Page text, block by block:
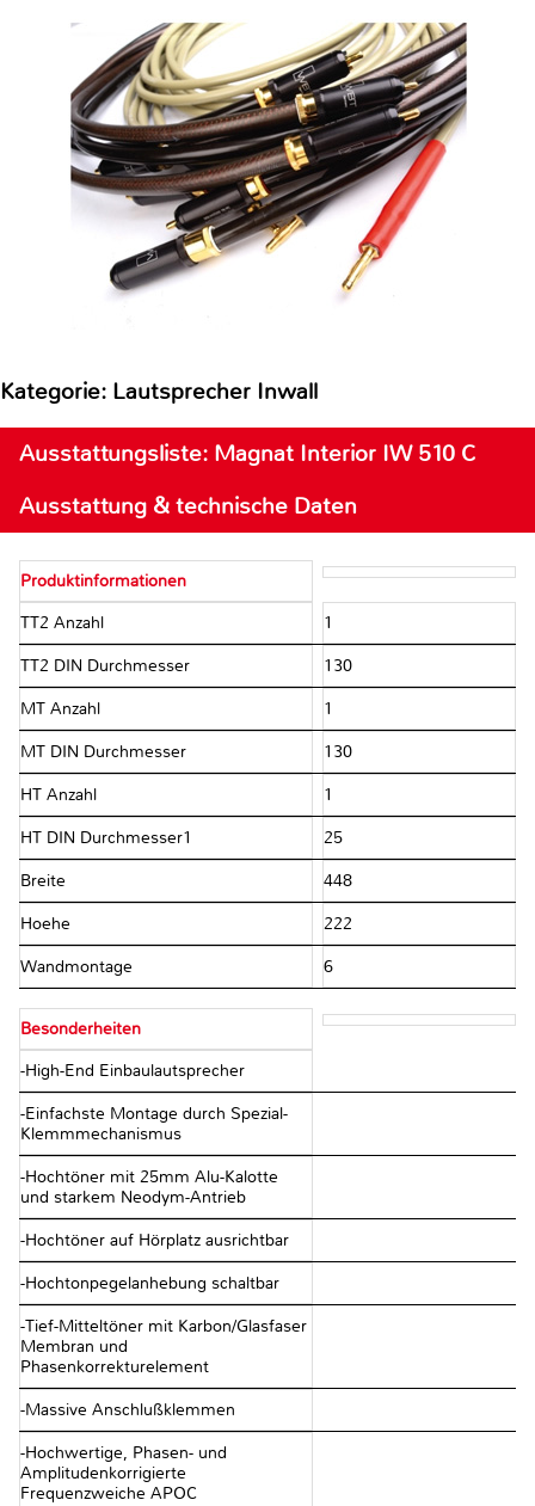
Kategorie: Lautsprecher Inwall
Ausstattungsliste: Magnat Interior IW 510 C
Ausstattung & technische Daten
Produktinformationen
TT2 Anzahl 1
TT2 DIN Durchmesser 130
MT Anzahl 1
MT DIN Durchmesser 130
HT Anzahl 1
HT DIN Durchmesser1 25
Breite 448
Hoehe 222
Wandmontage 6
Besonderheiten
-High-End Einbaulautsprecher
-Einfachste Montage durch Spezial-
Klemmmechanismus
-Hochtöner mit 25mm Alu-Kalotte
und starkem Neodym-Antrieb
-Hochtöner auf Hörplatz ausrichtbar
-Hochtonpegelanhebung schaltbar
-Tief-Mitteltöner mit Karbon/Glasfaser
Membran und
Phasenkorrekturelement
-Massive Anschlußklemmen
-Hochwertige, Phasen- und
Amplitudenkorrigierte
Frequenzweiche APOC